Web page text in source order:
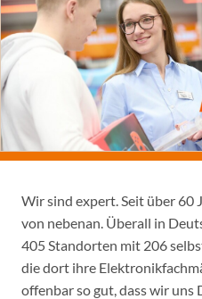
Wir sind expert. Seit über 60
von nebenan. Überall in
405 Standorten mit 206
die dort ihre
offenbar so gut, dass wir